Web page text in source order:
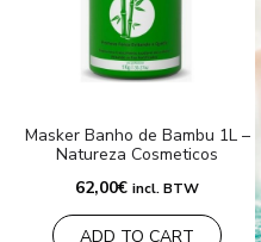
Masker Banho de Bambu 1L –
Natureza Cosmeticos
62,00€ incl. BTW
ADD TO CART